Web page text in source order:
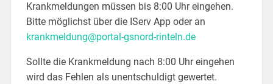
Krankmeldungen müssen bis 8:00 Uhr eingehen.
Bitte möglichst über die IServ App oder an
krankmeldung@portal-gsnord-rinteln.de
Sollte die Krankmeldung nach 8:00 Uhr eingehen
wird das Fehlen als unentschuldigt gewertet.